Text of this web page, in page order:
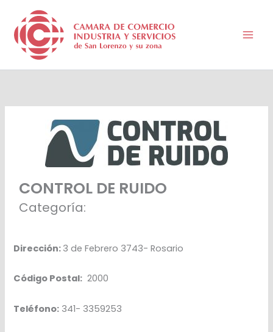
contenido
CONTROL DE RUIDO
Categoría:
Dirección: 3 de Febrero 3743- Rosario
Código Postal: 2000
Teléfono: 341- 3359253